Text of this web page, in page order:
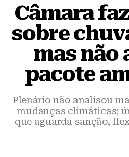
Câmara
sobre
mas não
pacote
Plenário não analisou
mudanças climáticas;
que aguarda sanção,